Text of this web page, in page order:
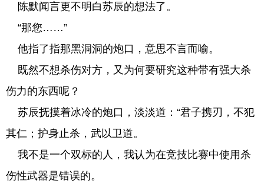
陈默闻言更不明白苏辰的想法了。
“那您……”
他指了指那黑洞洞的炮口，意思不言而喻。
既然不想杀伤对方，又为何要研究这种带有强大杀
伤力的东西呢？
苏辰抚摸着冰冷的炮口，淡淡道：“君子携刃，不犯
其仁；护身止杀，武以卫道。
我不是一个双标的人，我认为在竞技比赛中使用杀
伤性武器是错误的。